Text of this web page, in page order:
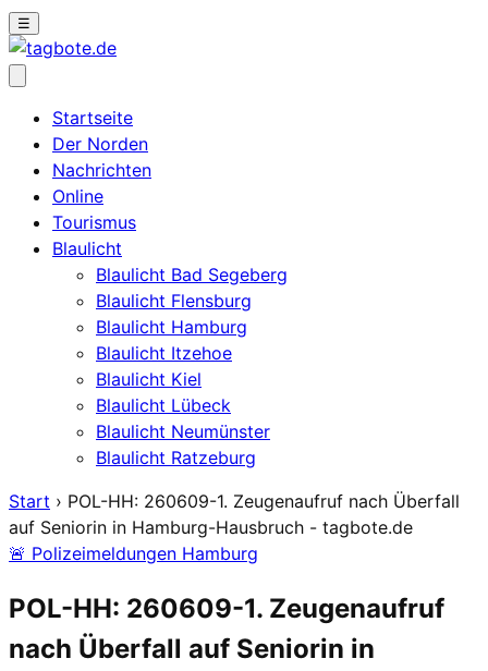
☰
Startseite
Der Norden
Nachrichten
Online
Tourismus
Blaulicht
Blaulicht Bad Segeberg
Blaulicht Flensburg
Blaulicht Hamburg
Blaulicht Itzehoe
Blaulicht Kiel
Blaulicht Lübeck
Blaulicht Neumünster
Blaulicht Ratzeburg
Start › POL-HH: 260609-1. Zeugenaufruf nach Überfall
auf Seniorin in Hamburg-Hausbruch - tagbote.de
🚨 Polizeimeldungen Hamburg
POL-HH: 260609-1. Zeugenaufruf
nach Überfall auf Seniorin in